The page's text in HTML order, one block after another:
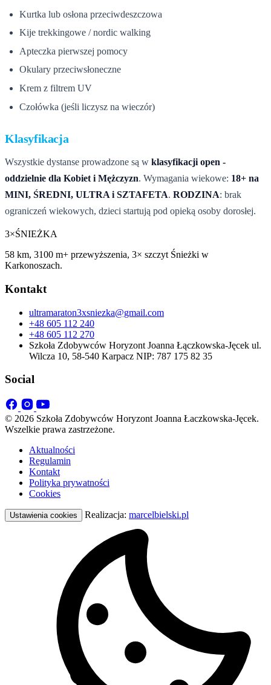
Kurtka lub osłona przeciwdeszczowa
Kije trekkingowe / nordic walking
Apteczka pierwszej pomocy
Okulary przeciwsłoneczne
Krem z filtrem UV
Czołówka (jeśli liczysz na wieczór)
Klasyfikacja
Wszystkie dystanse prowadzone są w klasyfikacji open -
oddzielnie dla Kobiet i Mężczyzn. Wymagania wiekowe: 18+ na
MINI, ŚREDNI, ULTRA i SZTAFETA. RODZINA: brak
ograniczeń wiekowych, dzieci startują pod opieką osoby dorosłej.
3×ŚNIEŻKA
58 km, 3100 m+ przewyższenia, 3× szczyt Śnieżki w
Karkonoszach.
Kontakt
ultramaraton3xsniezka@gmail.com
+48 605 112 240
+48 605 112 270
Szkoła Zdobywców Horyzont Joanna Łączkowska-Jęcek ul.
Wilcza 10, 58-540 Karpacz NIP: 787 175 82 35
Social
© 2026 Szkoła Zdobywców Horyzont Joanna Łaczkowska-Jęcek.
Wszelkie prawa zastrzeżone.
Aktualności
Regulamin
Kontakt
Polityka prywatności
Cookies
Ustawienia cookies Realizacja: marcelbielski.pl